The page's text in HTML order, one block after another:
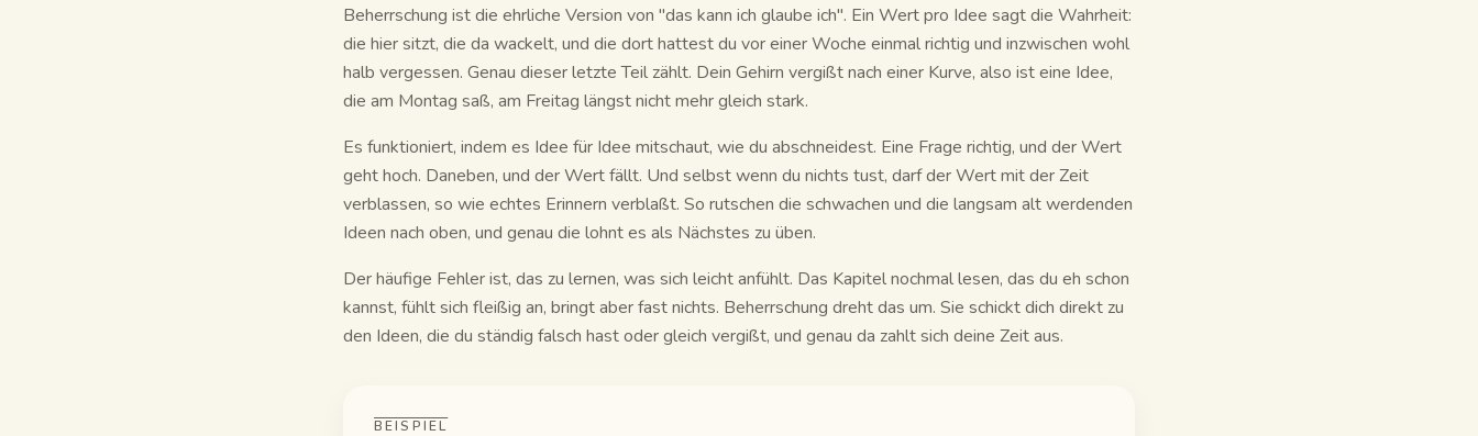
Beherrschung ist die ehrliche Version von "das kann ich glaube ich". Ein Wert pro Idee sagt die Wahrheit:
die hier sitzt, die da wackelt, und die dort hattest du vor einer Woche einmal richtig und inzwischen wohl
halb vergessen. Genau dieser letzte Teil zählt. Dein Gehirn vergißt nach einer Kurve, also ist eine Idee,
die am Montag saß, am Freitag längst nicht mehr gleich stark.
Es funktioniert, indem es Idee für Idee mitschaut, wie du abschneidest. Eine Frage richtig, und der Wert
geht hoch. Daneben, und der Wert fällt. Und selbst wenn du nichts tust, darf der Wert mit der Zeit
verblassen, so wie echtes Erinnern verblaßt. So rutschen die schwachen und die langsam alt werdenden
Ideen nach oben, und genau die lohnt es als Nächstes zu üben.
Der häufige Fehler ist, das zu lernen, was sich leicht anfühlt. Das Kapitel nochmal lesen, das du eh schon
kannst, fühlt sich fleißig an, bringt aber fast nichts. Beherrschung dreht das um. Sie schickt dich direkt zu
den Ideen, die du ständig falsch hast oder gleich vergißt, und genau da zahlt sich deine Zeit aus.
BEISPIEL